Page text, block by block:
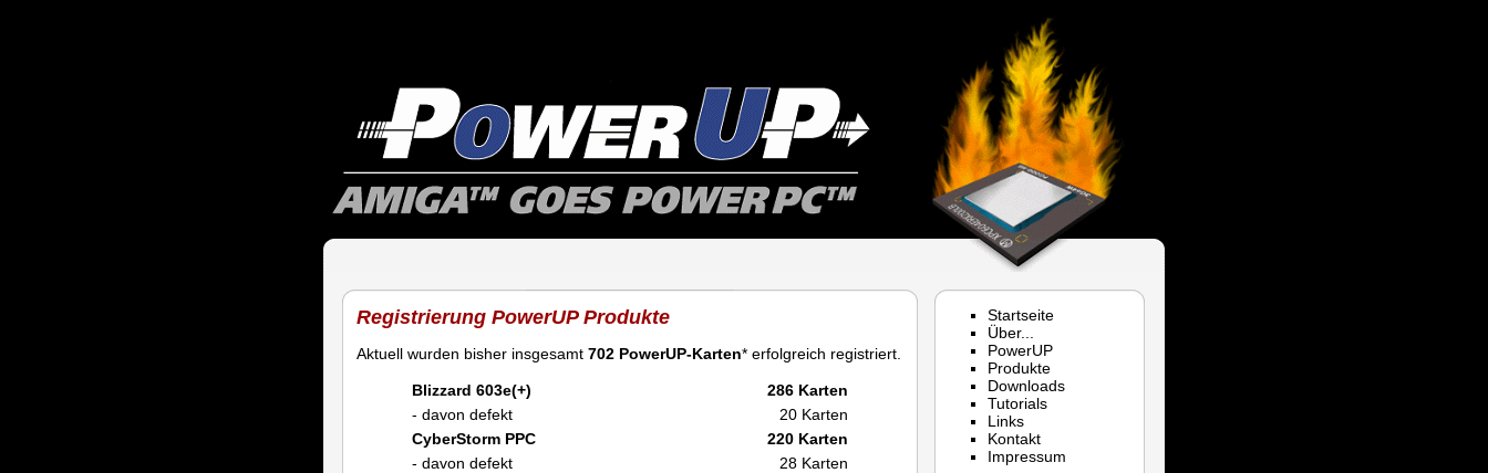
Registrierung PowerUP Produkte
Aktuell wurden bisher insgesamt 702 PowerUP-Karten* erfolgreich registriert.
Blizzard 603e(+)
286 Karten
- davon defekt
20 Karten
CyberStorm PPC
220 Karten
- davon defekt
28 Karten
Startseite
Über...
PowerUP
Produkte
Downloads
Tutorials
Links
Kontakt
Impressum